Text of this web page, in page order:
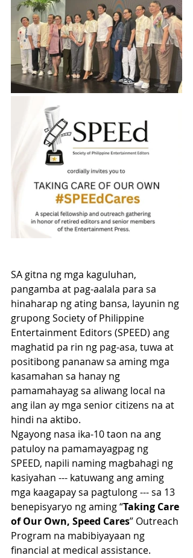
SA gitna ng mga kaguluhan,
pangamba at pag-aalala para sa
hinaharap ng ating bansa, layunin ng
grupong Society of Philippine
Entertainment Editors (SPEED) ang
maghatid pa rin ng pag-asa, tuwa at
positibong pananaw sa aming mga
kasamahan sa hanay ng
pamamahayag sa aliwang local na
ang ilan ay mga senior citizens na at
hindi na aktibo.
Ngayong nasa ika-10 taon na ang
patuloy na pamamayagpag ng
SPEED, napili naming magbahagi ng
kasiyahan --- katuwang ang aming
mga kaagapay sa pagtulong --- sa 13
benepisyaryo ng aming “Taking Care
of Our Own, Speed Cares” Outreach
Program na mabibiyayaan ng
financial at medical assistance.